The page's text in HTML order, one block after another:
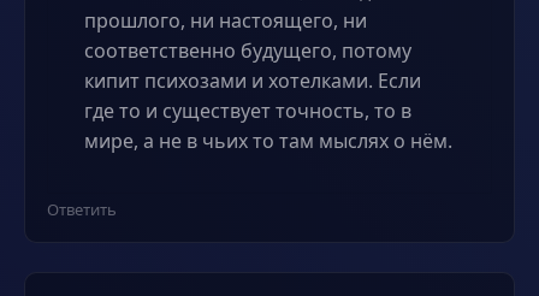
прошлого, ни настоящего, ни
соответственно будущего, потому
кипит психозами и хотелками. Если
где то и существует точность, то в
мире, а не в чьих то там мыслях о нём.
Ответить